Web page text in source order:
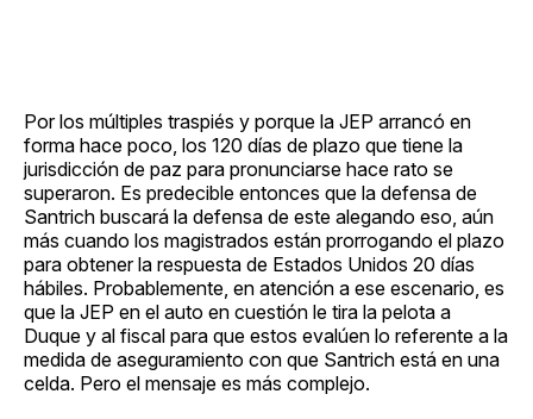
Por los múltiples traspiés y porque la JEP arrancó en
forma hace poco, los 120 días de plazo que tiene la
jurisdicción de paz para pronunciarse hace rato se
superaron. Es predecible entonces que la defensa de
Santrich buscará la defensa de este alegando eso, aún
más cuando los magistrados están prorrogando el plazo
para obtener la respuesta de Estados Unidos 20 días
hábiles. Probablemente, en atención a ese escenario, es
que la JEP en el auto en cuestión le tira la pelota a
Duque y al fiscal para que estos evalúen lo referente a la
medida de aseguramiento con que Santrich está en una
celda. Pero el mensaje es más complejo.